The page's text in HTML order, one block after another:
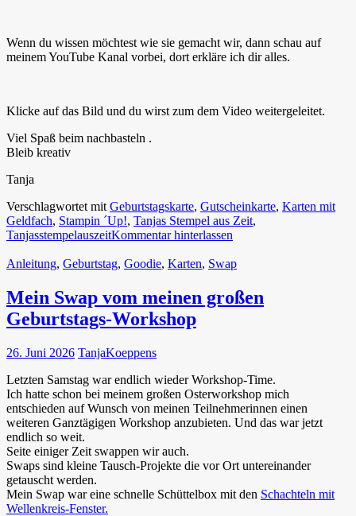
Wenn du wissen möchtest wie sie gemacht wir, dann schau auf
meinem YouTube Kanal vorbei, dort erkläre ich dir alles.
Klicke auf das Bild und du wirst zum dem Video weitergeleitet.
Viel Spaß beim nachbasteln .
Bleib kreativ
Tanja
Verschlagwortet mit Geburtstagskarte, Gutscheinkarte, Karten mit
Geldfach, Stampin ´Up!, Tanjas Stempel aus Zeit,
TanjasstempelauszeitKommentar hinterlassen
Anleitung, Geburtstag, Goodie, Karten, Swap
Mein Swap vom meinen großen
Geburtstags-Workshop
26. Juni 2026 TanjaKoeppens
Letzten Samstag war endlich wieder Workshop-Time.
Ich hatte schon bei meinem großen Osterworkshop mich
entschieden auf Wunsch von meinen Teilnehmerinnen einen
weiteren Ganztägigen Workshop anzubieten. Und das war jetzt
endlich so weit.
Seite einiger Zeit swappen wir auch.
Swaps sind kleine Tausch-Projekte die vor Ort untereinander
getauscht werden.
Mein Swap war eine schnelle Schüttelbox mit den Schachteln mit
Wellenkreis-Fenster.